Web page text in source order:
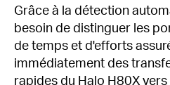
Grâce à la détection
besoin de distinguer les
de temps et d'efforts
immédiatement des
rapides du Halo H80X